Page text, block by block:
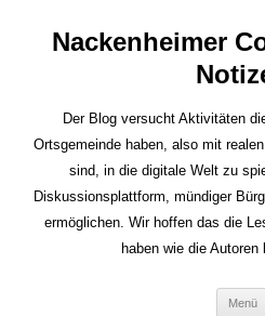
Nackenheimer
Der Blog versucht Aktivitäten
Ortsgemeinde haben, also mit
sind, in die digitale Welt zu
Diskussionsplattform, mündiger
ermöglichen. Wir hoffen das die
haben wie die Autoren
Menü